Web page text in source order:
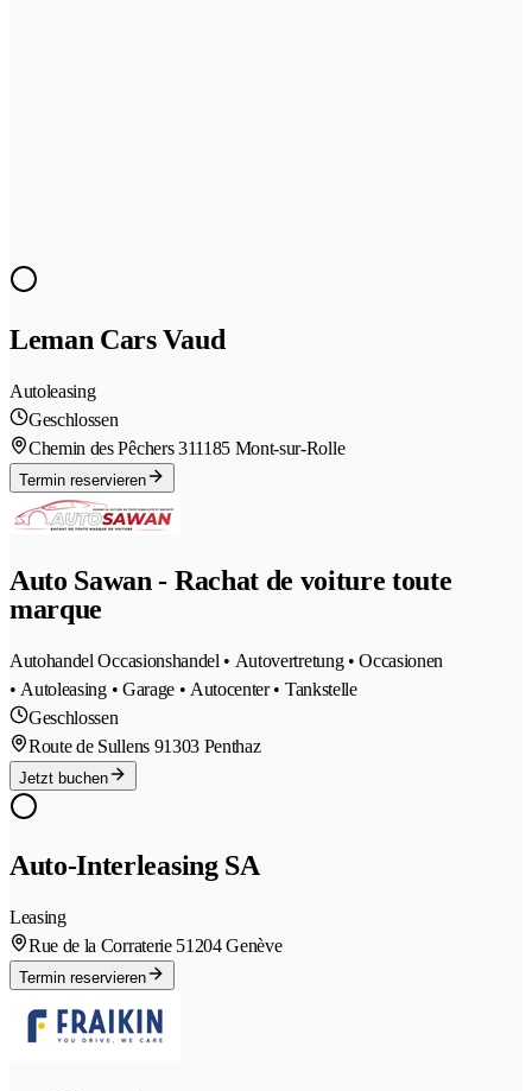
Leman Cars Vaud
Autoleasing
Geschlossen
Chemin des Pêchers 311185 Mont-sur-Rolle
Termin reservieren
Auto Sawan - Rachat de voiture toute
marque
Autohandel Occasionshandel • Autovertretung • Occasionen
• Autoleasing • Garage • Autocenter • Tankstelle
Geschlossen
Route de Sullens 91303 Penthaz
Jetzt buchen
Auto-Interleasing SA
Leasing
Rue de la Corraterie 51204 Genève
Termin reservieren